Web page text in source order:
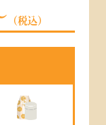
（税込）